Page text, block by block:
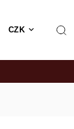
CZK
Rodinné nákupy